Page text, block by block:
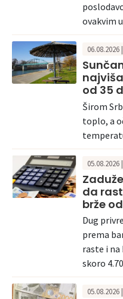
ovakvim
06.08.2026
od 35
Širom
toplo, a
05.08.2026
da
brže
Dug
prema
raste i na
skoro
05.08.2026